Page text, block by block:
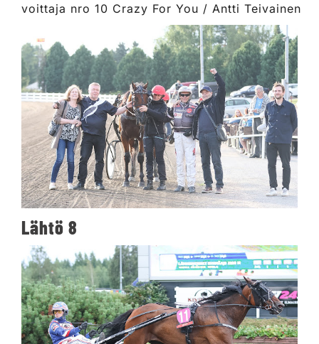
voittaja nro 10 Crazy For You / Antti Teivainen
Lähtö 8